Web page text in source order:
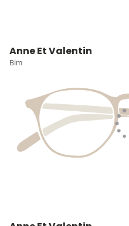
Anne Et Valentin
Bim